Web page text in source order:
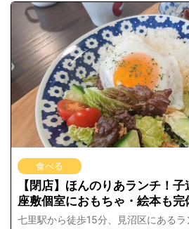
食べる
【閉店】ほんのりあランチ！
座敷個室におもちゃ・絵本も完
七里駅から徒歩15分、見沼区にある